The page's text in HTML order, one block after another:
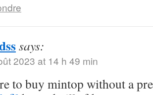
says:
2023 at 14 h 49 min
to buy mintop without a